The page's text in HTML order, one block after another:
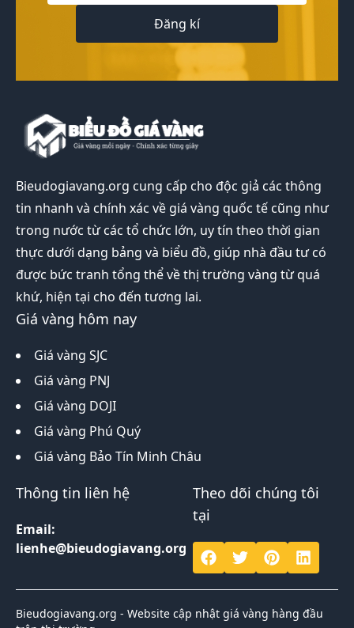
Đăng kí
Bieudogiavang.org cung cấp cho độc giả các thông
tin nhanh và chính xác về giá vàng quốc tế cũng như
trong nước từ các tổ chức lớn, uy tín theo thời gian
thực dưới dạng bảng và biểu đồ, giúp nhà đầu tư có
được bức tranh tổng thể về thị trường vàng từ quá
khứ, hiện tại cho đến tương lai.
Giá vàng hôm nay
Giá vàng SJC
Giá vàng PNJ
Giá vàng DOJI
Giá vàng Phú Quý
Giá vàng Bảo Tín Minh Châu
Thông tin liên hệ
Email:
lienhe@bieudogiavang.org
Theo dõi chúng tôi
tại
Bieudogiavang.org - Website cập nhật giá vàng hàng đầu